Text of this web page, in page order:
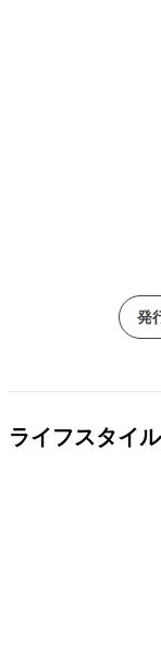
発
ライフスタイ